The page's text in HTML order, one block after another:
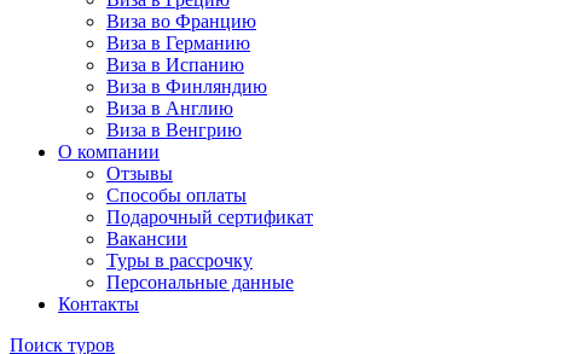
Виза во Францию
Виза в Германию
Виза в Испанию
Виза в Финляндию
Виза в Англию
Виза в Венгрию
О компании
Отзывы
Способы оплаты
Подарочный сертификат
Вакансии
Туры в рассрочку
Персональные данные
Контакты
Поиск туров